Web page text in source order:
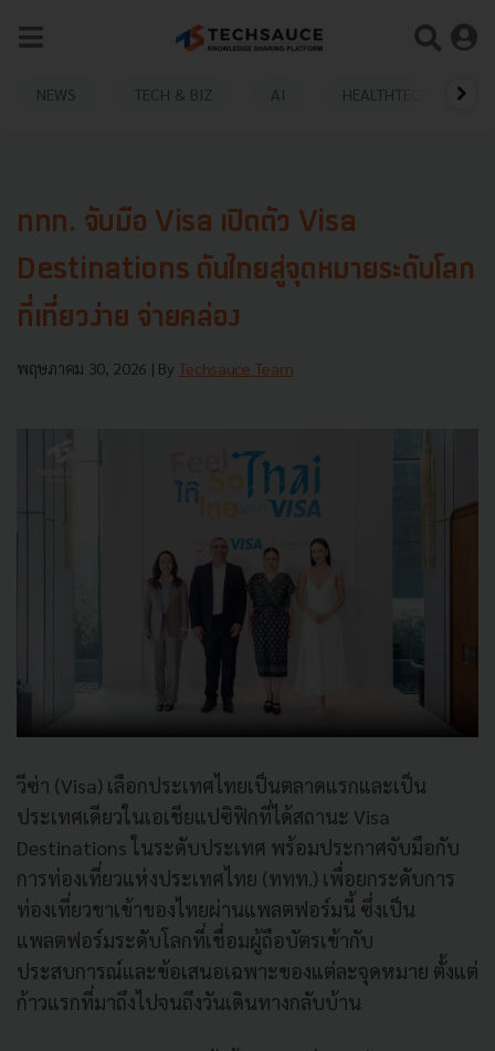
NEWS TECH & BIZ AI HEALTHTECH
ททท. จับมือ Visa เปิดตัว Visa
Destinations ดันไทยสู่จุดหมายระดับโลก
ที่เที่ยวง่าย จ่ายคล่อง
พฤษภาคม 30, 2026 | By Techsauce Team
วีซ่า (Visa) เลือกประเทศไทยเป็นตลาดแรกและเป็น
ประเทศเดียวในเอเชียแปซิฟิกที่ได้สถานะ Visa
Destinations ในระดับประเทศ พร้อมประกาศจับมือกับ
การท่องเที่ยวแห่งประเทศไทย (ททท.) เพื่อยกระดับการ
ท่องเที่ยวขาเข้าของไทยผ่านแพลตฟอร์มนี้ ซึ่งเป็น
แพลตฟอร์มระดับโลกที่เชื่อมผู้ถือบัตรเข้ากับ
ประสบการณ์และข้อเสนอเฉพาะของแต่ละจุดหมาย ตั้งแต่
ก้าวแรกที่มาถึงไปจนถึงวันเดินทางกลับบ้าน